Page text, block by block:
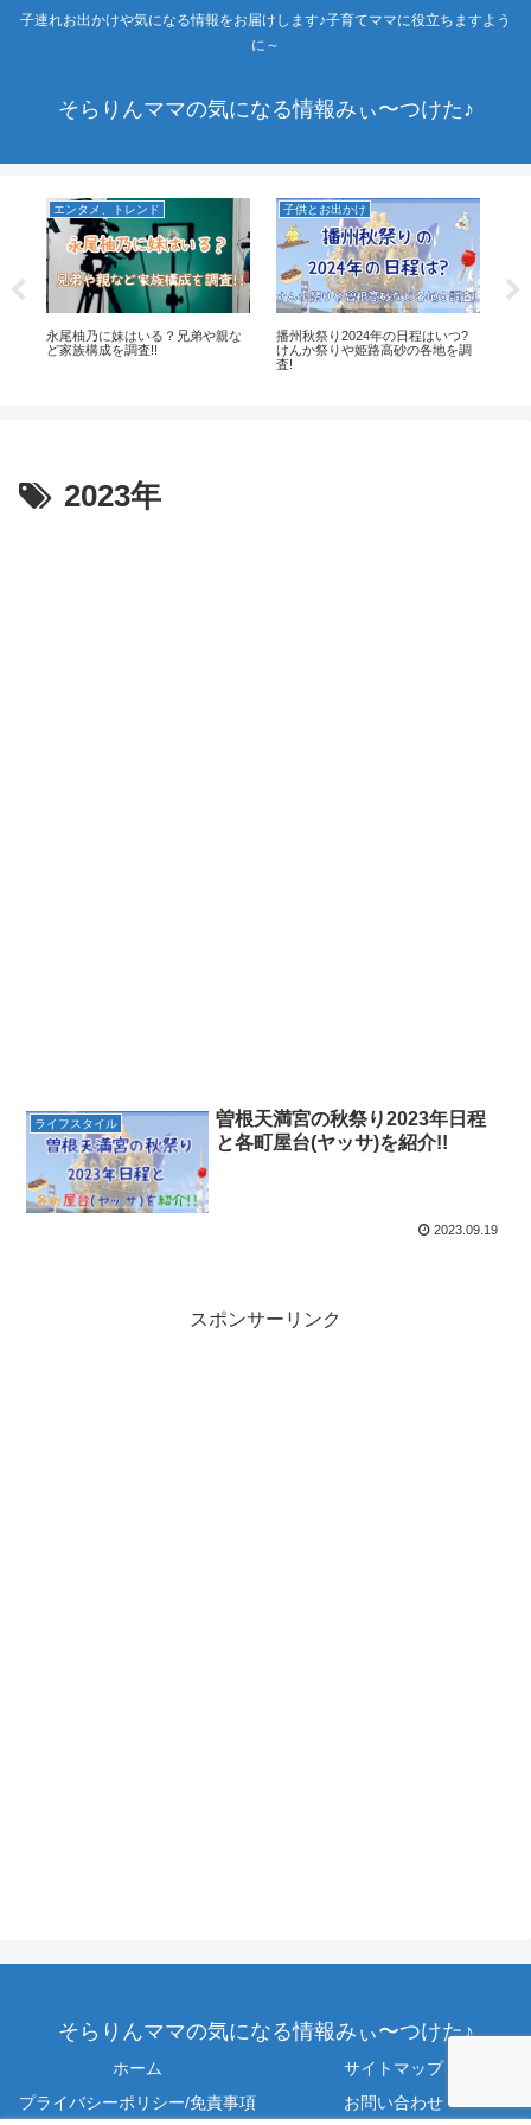
子連れお出かけや気になる情報をお届けします♪子育てママに役立ちますよう
に～
そらりんママの気になる情報みぃ〜つけた♪
エンタメ、トレンド
永尾柚乃に妹はいる？兄弟や親な
ど家族構成を調査!!
子供とお出かけ
播州秋祭り2024年の日程はいつ?
けんか祭りや姫路高砂の各地を調
査!
2023年
ライフスタイル
曽根天満宮の秋祭り2023年日程
と各町屋台(ヤッサ)を紹介!!
2023.09.19
スポンサーリンク
そらりんママの気になる情報みぃ〜つけた♪
ホーム
サイトマップ
プライバシーポリシー/免責事項
お問い合わせ